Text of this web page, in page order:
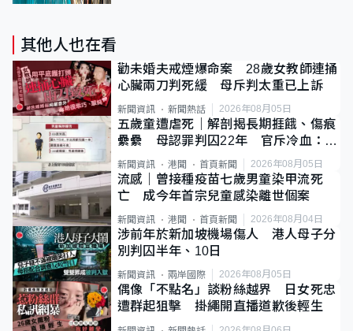
其他人也在看
勸未婚夫戒煙爆命案 28歲女教師連捅
心臟兩刀判死緩 母斥判太重已上訴
新聞資訊 新聞熱話 2026年08月05日
五歲童遭虐死｜解剖揭長期捱餓、傷痕
纍纍 母認罪判囚22年 官斥冷血：同
類案最惡劣
新聞資訊 港聞 首頁新聞 2026年08月05日
流感｜曾接種疫苗七歲男童染甲流死
亡 成今年首宗兒童感染離世個案
新聞資訊 港聞 首頁新聞 2026年08月04日
涉前年於新加坡機場傷人 港人母子分
別判囚半年、10日
新聞資訊 兩岸國際 2026年08月05日
偶像「不點名」談粉絲越界 日女死忠
遭群起狙擊 掛繩開直播道歉後輕生